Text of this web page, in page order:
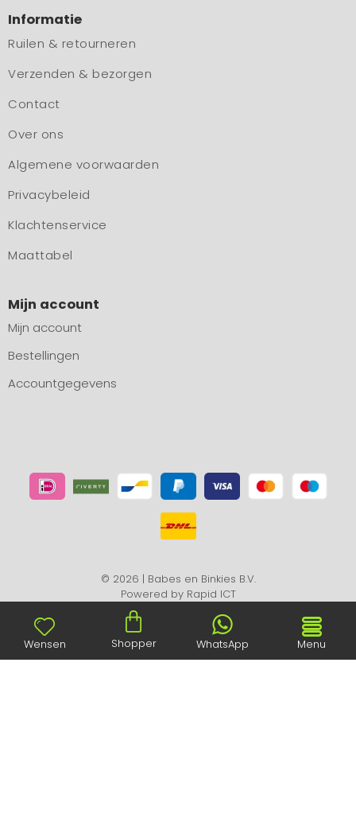
Informatie
Ruilen & retourneren
Verzenden & bezorgen
Contact
Over ons
Algemene voorwaarden
Privacybeleid
Klachtenservice
Maattabel
Mijn account
Mijn account
Bestellingen
Accountgegevens
© 2026 | Babes en Binkies B.V.
Powered by Rapid ICT
Wensen Shopper WhatsApp Menu